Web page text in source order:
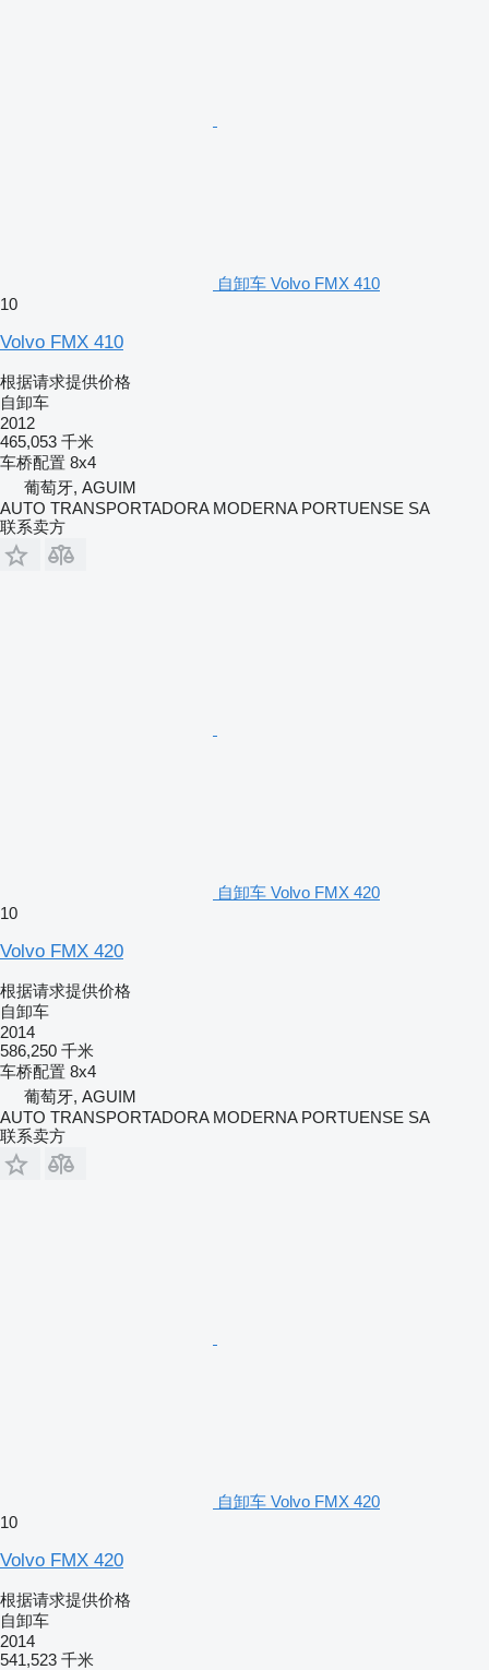
自卸车 Volvo FMX 410
10
Volvo FMX 410
根据请求提供价格
自卸车
2012
465,053 千米
车桥配置 8x4
葡萄牙, AGUIM
AUTO TRANSPORTADORA MODERNA PORTUENSE SA
联系卖方
自卸车 Volvo FMX 420
10
Volvo FMX 420
根据请求提供价格
自卸车
2014
586,250 千米
车桥配置 8x4
葡萄牙, AGUIM
AUTO TRANSPORTADORA MODERNA PORTUENSE SA
联系卖方
自卸车 Volvo FMX 420
10
Volvo FMX 420
根据请求提供价格
自卸车
2014
541,523 千米